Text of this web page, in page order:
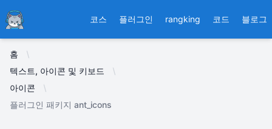
Ducafecat 코스 플러그인 rangking 코드 블로그
홈
텍스트, 아이콘 및 키보드
아이콘
플러그인 패키지 ant_icons